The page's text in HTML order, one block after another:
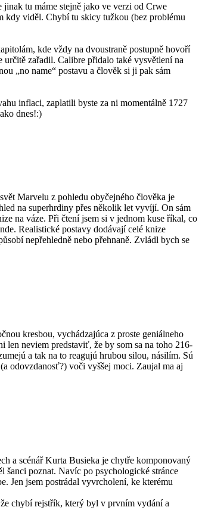
tu máme stejně jako ve verzi od Crwe
kdy viděl. Chybí tu skicy tužkou (bez problému
kde vždy na dvoustraně postupně hovoří
zařadil. Calibre přidalo také vysvětlení na
„no name“ postavu a člověk si ji pak sám
inflaci, zaplatili byste za ni momentálně 1727
dnes!:)
Marvelu z pohledu obyčejného člověka je
na superhrdiny přes několik let vyvíjí. On sám
na váze. Při čtení jsem si v jednom kuse říkal, co
Realistické postavy dodávají celé knize
nepřehledně nebo přehnaně. Zvládl bych se
kresbou, vychádzajúca z proste geniálneho
neviem predstaviť, že by som sa na toho 216-
a tak na to reagujú hrubou silou, násilím. Sú
odovzdanosť?) voči vyššej moci. Zaujal ma aj
a scénář Kurta Busieka je chytře komponovaný
šanci poznat. Navíc po psychologické stránce
Jen jsem postrádal vyvrcholení, ke kterému
chybí rejstřík, který byl v prvním vydání a